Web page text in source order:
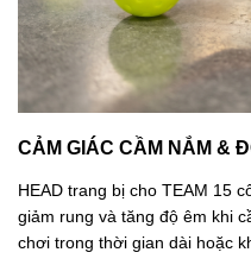
CẢM GIÁC CẦM NẮM &
HEAD trang bị cho TEAM 15
giảm rung và tăng độ êm khi
chơi trong thời gian dài hoặc